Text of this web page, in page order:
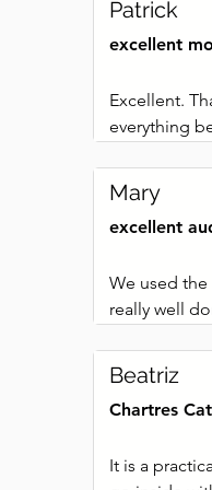
Patrick
excellent
Excellent.
everything
Mary
excellent
We used
really well
audio tour,
information
Beatriz
Chartres
It is a